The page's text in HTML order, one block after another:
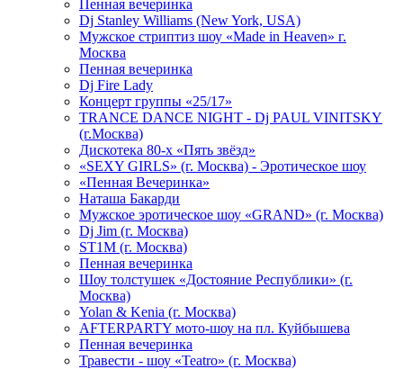
Пенная вечеринка
Dj Stanley Williams (New York, USA)
Мужское стриптиз шоу «Made in Heaven» г.
Москва
Пенная вечеринка
Dj Fire Lady
Концерт группы «25/17»
TRANCE DANCE NIGHT - Dj PAUL VINITSKY
(г.Москва)
Дискотека 80-х «Пять звёзд»
«SEXY GIRLS» (г. Москва) - Эротическое шоу
«Пенная Вечеринка»
Hаташа Бакарди
Мужское эротическое шоу «GRAND» (г. Москва)
Dj Jim (г. Москва)
ST1M (г. Москва)
Пенная вечеринка
Шоу толстушек «Достояние Республики» (г.
Москва)
Yolan & Kenia (г. Москва)
AFTERPARTY мото-шоу на пл. Куйбышева
Пенная вечеринка
Травести - шоу «Teatro» (г. Москва)